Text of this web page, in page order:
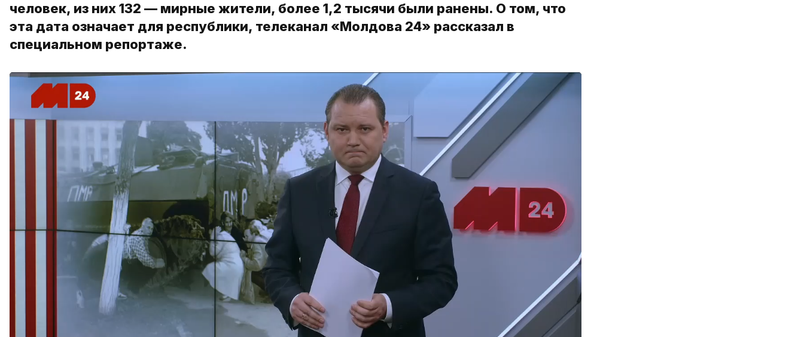
человек, из них 132 — мирные жители, более 1,2 тысячи были ранены. О том, что
эта дата означает для республики, телеканал «Молдова 24» рассказал в
специальном репортаже.